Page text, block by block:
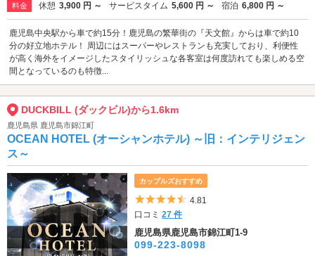
料金 休憩 3,900 円 ～ サービスタイム 5,600 円 ～ 宿泊 6,800 円 ～
鹿児島中央駅から車で約15分！鹿児島の繁華街の『天文館』からは車で約10
分の好立地ホテル！ 周辺にはスーパーやレストランも充実しており、利便性
が高く海外をイメージしたスタイリッシュな各客室は何度訪れても楽しめる空
間となっているのも特徴...
DUCKBILL (ダックビル)から1.6km
鹿児島県 鹿児島市錦江町
OCEAN HOTEL (オーシャンホテル) ～旧：インテリジェン
ス～
カップルズおすすめ
5つ星のうち4.5
4.81
口コミ27 件
鹿児島県鹿児島市錦江町1-9
099-223-8098